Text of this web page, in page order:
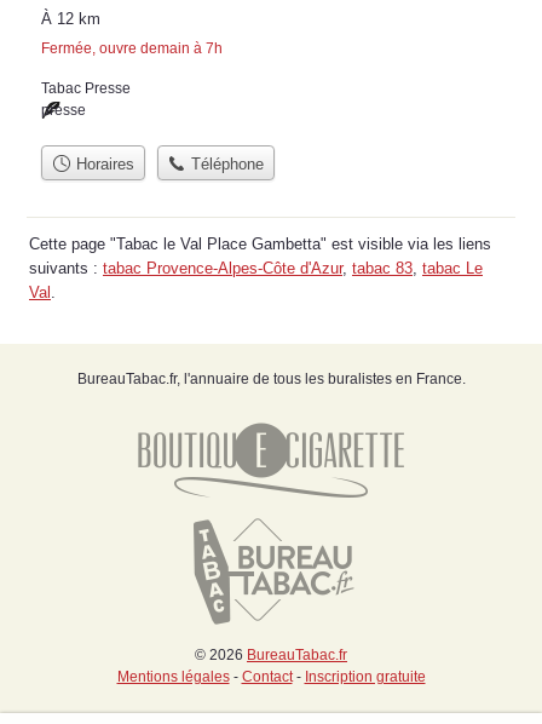
À 12 km
Fermée, ouvre demain à 7h
Tabac Presse
presse
Horaires Téléphone
Cette page "Tabac le Val Place Gambetta" est visible via les liens
suivants : tabac Provence-Alpes-Côte d'Azur, tabac 83 tabac Le
Val
BureauTabac.fr, l'annuaire de tous les buralistes en France.
© 2026 BureauTabac.fr
Mentions légales- Contact- Inscription gratuite